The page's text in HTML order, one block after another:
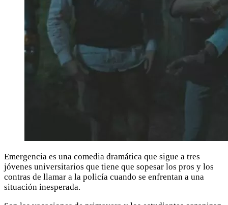
Emergencia es una comedia dramática que sigue a tres
jóvenes universitarios que tiene que sopesar los pros y los
contras de llamar a la policía cuando se enfrentan a una
situación inesperada.